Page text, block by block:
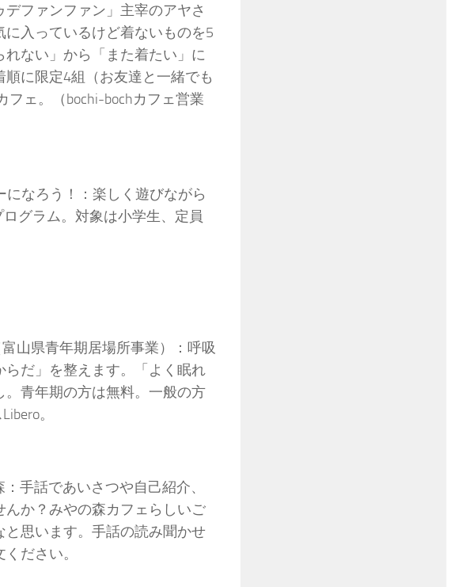
ファンファン」主宰のアヤさ
入っているけど着ないものを5
ない」から「また着たい」に
に限定4組（お友達と一緒でも
フェ。（bochi-bochカフェ営業
なろう！：楽しく遊びながら
グラム。対象は小学生、定員
山県青年期居場所事業）：呼吸
だ」を整えます。「よく眠れ
青年期の方は無料。一般の方
。
手話であいさつや自己紹介、
か？みやの森カフェらしいご
思います。手話の読み聞かせ
ださい。